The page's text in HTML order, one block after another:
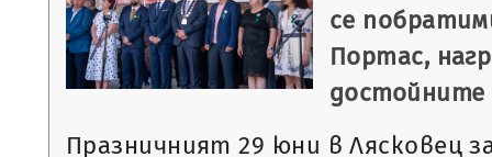
се
Портас,
достойните
Празничният 29 юни в Лясковец